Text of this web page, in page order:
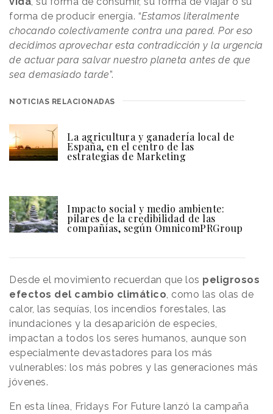
forma de producir energía. “Estamos literalmente
chocando colectivamente contra una pared. Por eso
decidimos aprovechar esta contradicción y la urgencia
de actuar para salvar nuestro planeta antes de que
sea demasiado tarde”.
NOTICIAS RELACIONADAS
La agricultura y ganadería local de
España, en el centro de las
estrategias de Marketing
Impacto social y medio ambiente:
pilares de la credibilidad de las
compañías, según OmnicomPRGroup
Desde el movimiento recuerdan que los peligrosos
efectos del cambio climático, como las olas de
calor, las sequías, los incendios forestales, las
inundaciones y la desaparición de especies,
impactan a todos los seres humanos, aunque son
especialmente devastadores para los más
vulnerables: los más pobres y las generaciones más
jóvenes.
En esta línea, Fridays For Future lanzó la campaña